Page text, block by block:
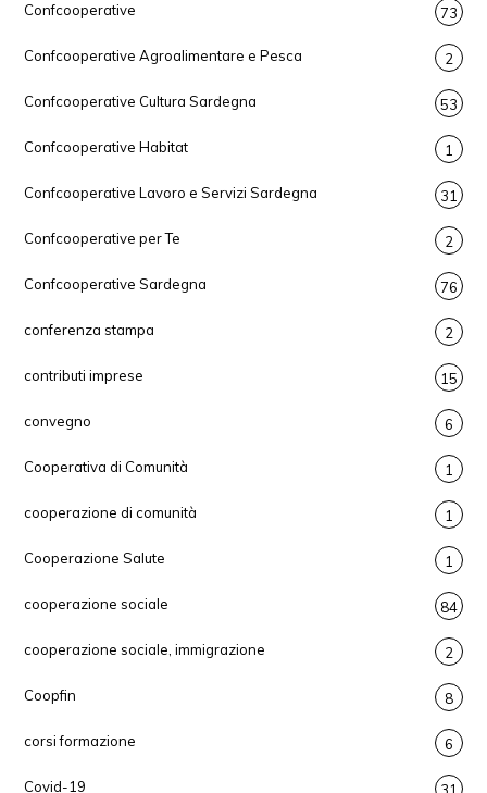
Confcooperative 73
Confcooperative Agroalimentare e Pesca 2
Confcooperative Cultura Sardegna 53
Confcooperative Habitat 1
Confcooperative Lavoro e Servizi Sardegna 31
Confcooperative per Te 2
Confcooperative Sardegna 76
conferenza stampa 2
contributi imprese 15
convegno 6
Cooperativa di Comunità 1
cooperazione di comunità 1
Cooperazione Salute 1
cooperazione sociale 84
cooperazione sociale, immigrazione 2
Coopfin 8
corsi formazione 6
Covid-19